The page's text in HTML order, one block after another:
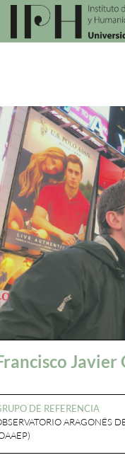
Javier
DE REFERENCIA
ARAGONÉS